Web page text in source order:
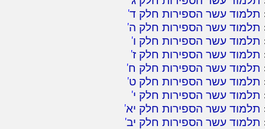
תלמוד עשר הספירות חלק ד'
תלמוד עשר הספירות חלק ה'
תלמוד עשר הספירות חלק ו'
תלמוד עשר הספירות חלק ז'
תלמוד עשר הספירות חלק ח'
תלמוד עשר הספירות חלק ט'
תלמוד עשר הספירות חלק י'
תלמוד עשר הספירות חלק יא'
תלמוד עשר הספירות חלק יב'